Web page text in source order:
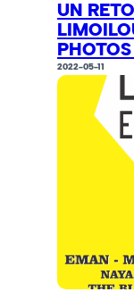
UN
2022-05-11